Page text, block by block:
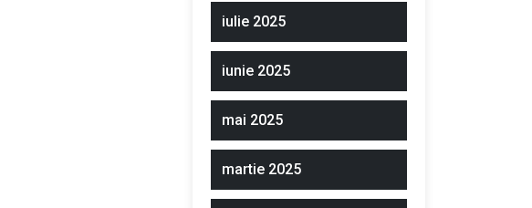
iulie 2025
iunie 2025
mai 2025
martie 2025